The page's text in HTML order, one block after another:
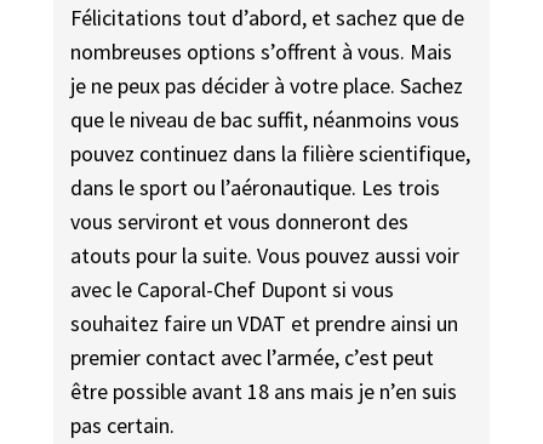
Félicitations tout d’abord, et sachez que de
nombreuses options s’offrent à vous. Mais
je ne peux pas décider à votre place. Sachez
que le niveau de bac suffit, néanmoins vous
pouvez continuez dans la filière scientifique,
dans le sport ou l’aéronautique. Les trois
vous serviront et vous donneront des
atouts pour la suite. Vous pouvez aussi voir
avec le Caporal-Chef Dupont si vous
souhaitez faire un VDAT et prendre ainsi un
premier contact avec l’armée, c’est peut
être possible avant 18 ans mais je n’en suis
pas certain.